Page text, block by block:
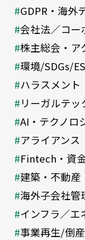
GDPR・海外
会社法／コー
株主総会・ア
環境/SDGs/
ハラスメント
リーガルテ
AI・テクノロ
アライアンス
Fintech・資
建築・不動産
海外子会社管
インフラ／エ
事業再生/倒産